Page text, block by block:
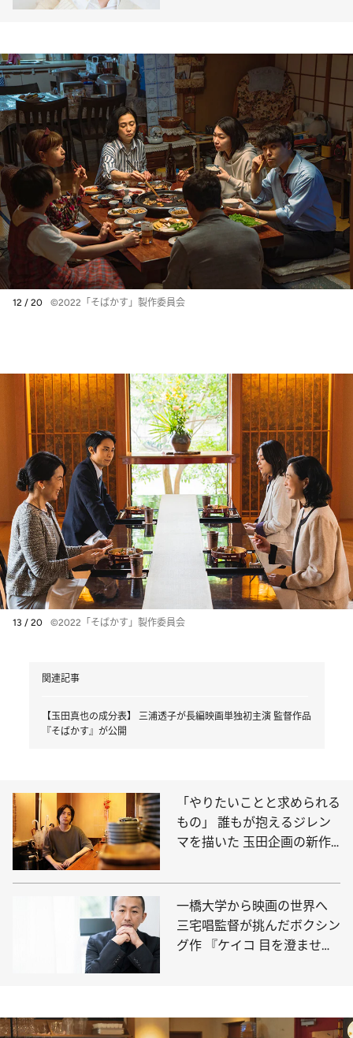
12 / 20 ©2022「そばかす」製作委員会
13 / 20 ©2022「そばかす」製作委員会
関連記事
【玉田真也の成分表】 三浦透子が長編映画単独初主演 監督作品
『そばかす』が公開
「やりたいことと求められる
もの」 誰もが抱えるジレン
マを描いた 玉田企画の新作
一橋大学から映画の世界へ
三宅唱監督が挑んだボクシン
グ作 『ケイコ 目を澄ませ